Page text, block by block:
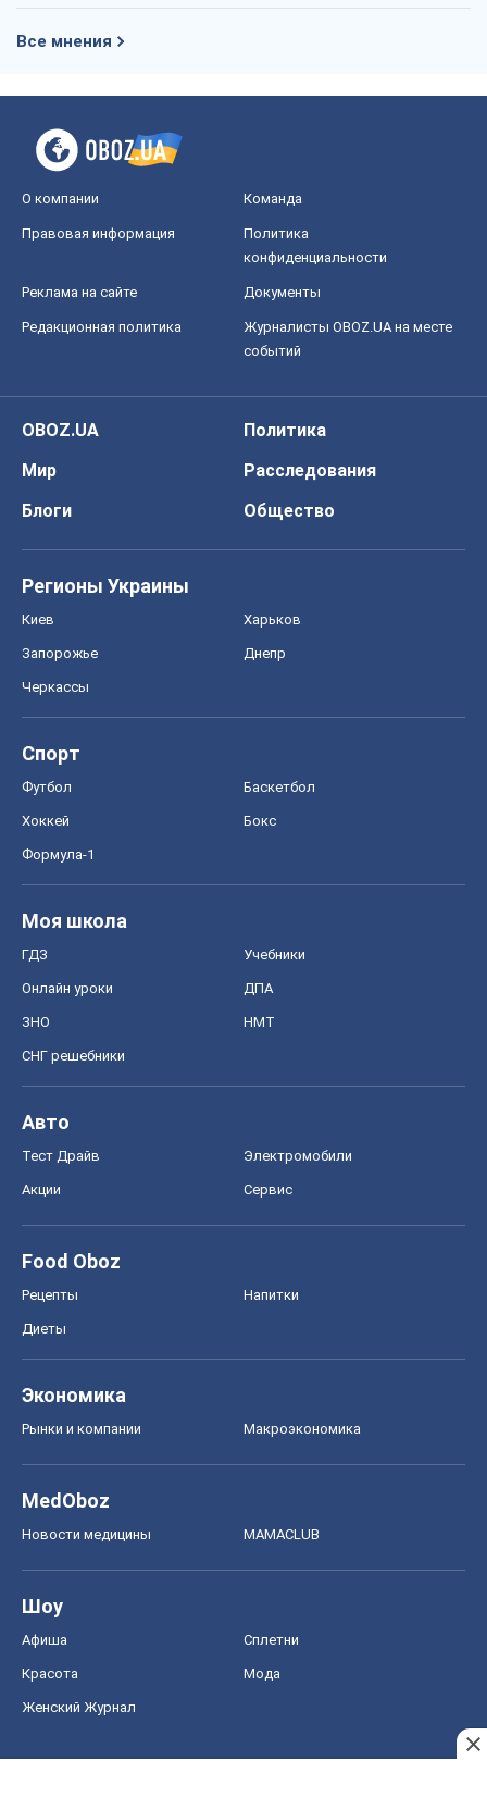
Все мнения
О компании Команда
Правовая информация
Политика
конфиденциальности
Реклама на сайте Документы
Редакционная политика
Журналисты OBOZ.UA на месте
событий
OBOZ.UA
Политика
Мир
Расследования
Блоги
Общество
Регионы Украины
Киев Харьков
Запорожье Днепр
Черкассы
Спорт
Футбол Баскетбол
Хоккей Бокс
Формула-1
Моя школа
ГДЗ Учебники
Онлайн уроки ДПА
ЗНО НМТ
СНГ решебники
Авто
Тест Драйв Электромобили
Акции Сервис
Food Oboz
Рецепты Напитки
Диеты
Экономика
Рынки и компании Mакроэкономика
MedOboz
Новости медицины MAMACLUB
Шоу
Афиша Сплетни
Красота Мода
Женский Журнал